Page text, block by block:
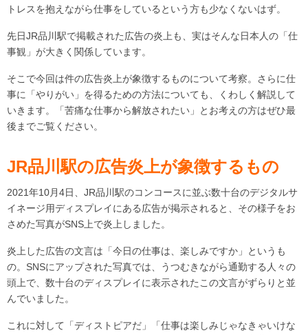
トレスを抱えながら仕事をしているという方も少なくないはず。
先日JR品川駅で掲載された広告の炎上も、実はそんな日本人の「仕
事観」が大きく関係しています。
そこで今回は件の広告炎上が象徴するものについて考察。さらに仕
事に「やりがい」を得るための方法についても、くわしく解説して
いきます。「苦痛な仕事から解放されたい」とお考えの方はぜひ最
後までご覧ください。
JR品川駅の広告炎上が象徴するもの
2021年10月4日、JR品川駅のコンコースに並ぶ数十台のデジタルサ
イネージ用ディスプレイにある広告が掲示されると、その様子をお
さめた写真がSNS上で炎上しました。
炎上した広告の文言は「今日の仕事は、楽しみですか」というも
の。SNSにアップされた写真では、うつむきながら通勤する人々の
頭上で、数十台のディスプレイに表示されたこの文言がずらりと並
んでいました。
これに対して「ディストピアだ」「仕事は楽しみじゃなきゃいけな